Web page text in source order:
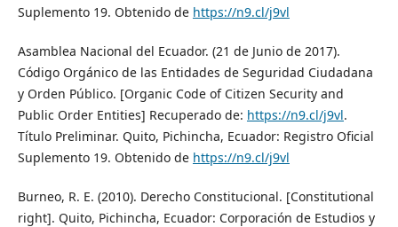
Suplemento 19. Obtenido de https://n9.cl/j9vl
Asamblea Nacional del Ecuador. (21 de Junio de 2017).
Código Orgánico de las Entidades de Seguridad Ciudadana
y Orden Público. [Organic Code of Citizen Security and
Public Order Entities] Recuperado de: https://n9.cl/j9vl.
Título Preliminar. Quito, Pichincha, Ecuador: Registro Oficial
Suplemento 19. Obtenido de https://n9.cl/j9vl
Burneo, R. E. (2010). Derecho Constitucional. [Constitutional
right]. Quito, Pichincha, Ecuador: Corporación de Estudios y